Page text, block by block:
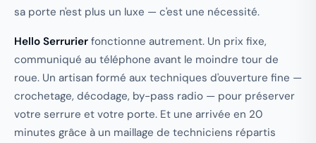
sa porte n'est plus un luxe — c'est une nécessité.
Hello Serrurier fonctionne autrement. Un prix fixe,
communiqué au téléphone avant le moindre tour de
roue. Un artisan formé aux techniques d'ouverture fine —
crochetage, décodage, by-pass radio — pour préserver
votre serrure et votre porte. Et une arrivée en 20
minutes grâce à un maillage de techniciens répartis